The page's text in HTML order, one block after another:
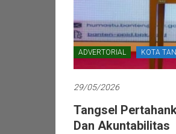
ADVERTORIAL KOTA
29/05/2026
Tangsel
Dan Akuntabilitas